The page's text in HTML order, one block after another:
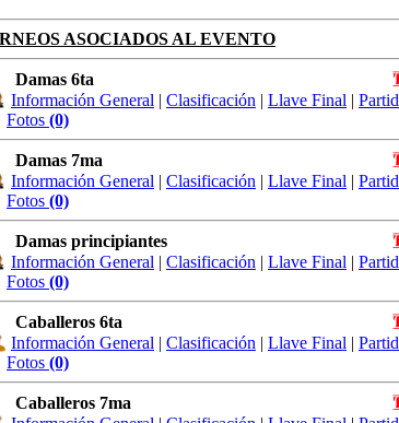
ASOCIADOS AL EVENTO
Damas 6ta
Información General | Clasificación | Llave Final |
Fotos (0)
Damas 7ma
Información General | Clasificación | Llave Final |
Fotos (0)
Damas principiantes
Información General | Clasificación | Llave Final |
Fotos (0)
Caballeros 6ta
Información General | Clasificación | Llave Final |
Fotos (0)
Caballeros 7ma